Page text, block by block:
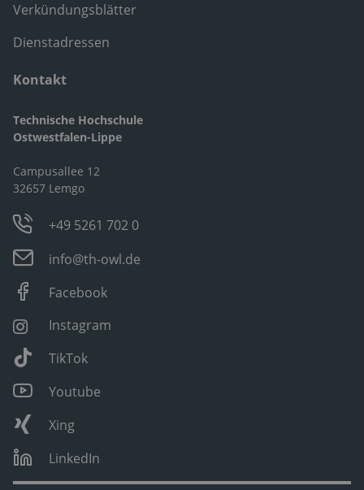
Verkündungsblätter
Dienstadressen
Kontakt
Technische Hochschule
Ostwestfalen-Lippe
Campusallee 12
32657 Lemgo
+49 5261 702 0
info@th-owl.de
Facebook
Instagram
TikTok
Youtube
Xing
LinkedIn